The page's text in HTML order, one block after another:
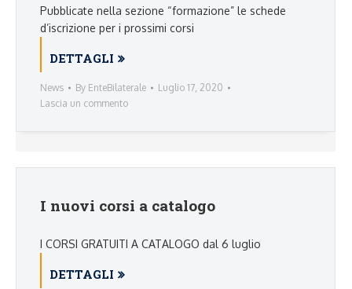
Pubblicate nella sezione “formazione” le schede
d’iscrizione per i prossimi corsi
DETTAGLI
News By EnteBilaterale
Luglio 17, 2020
Lascia un commento
I nuovi corsi a catalogo
I CORSI GRATUITI A CATALOGO dal 6 luglio
DETTAGLI